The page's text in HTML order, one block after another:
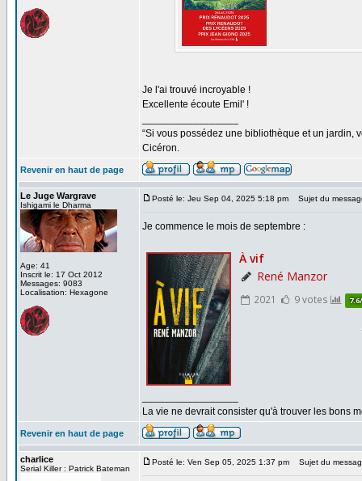
Je l'ai trouvé incroyable !
Excellente écoute Emil' !
“Si vous possédez une bibliothèque et un jardin,
Cicéron.
Revenir en haut de page
Le Juge Wargrave
Ishigami le Dharma
Age: 41
Inscrit le: 17 Oct 2012
Messages: 9083
Localisation: Hexagone
Posté le: Jeu Sep 04, 2025 5:18 pm Sujet du
Je commence le mois de septembre :
La vie ne devrait consister qu'à trouver les bons
Revenir en haut de page
charlice
Serial Killer : Patrick Bateman
Posté le: Ven Sep 05, 2025 1:37 pm Sujet du